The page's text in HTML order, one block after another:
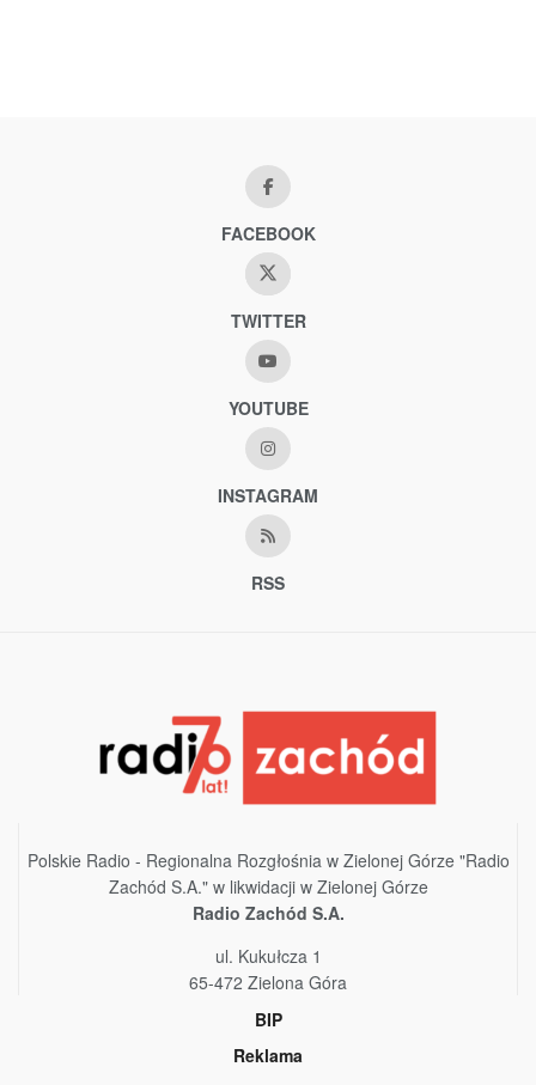
FACEBOOK
TWITTER
YOUTUBE
INSTAGRAM
RSS
Polskie Radio - Regionalna Rozgłośnia w Zielonej Górze "Radio
Zachód S.A." w likwidacji w Zielonej Górze
Radio Zachód S.A.
ul. Kukułcza 1
65-472 Zielona Góra
BIP
Reklama